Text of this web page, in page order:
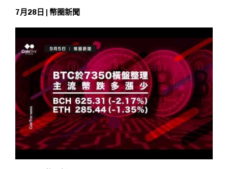
7月28日 | 幣圈新聞